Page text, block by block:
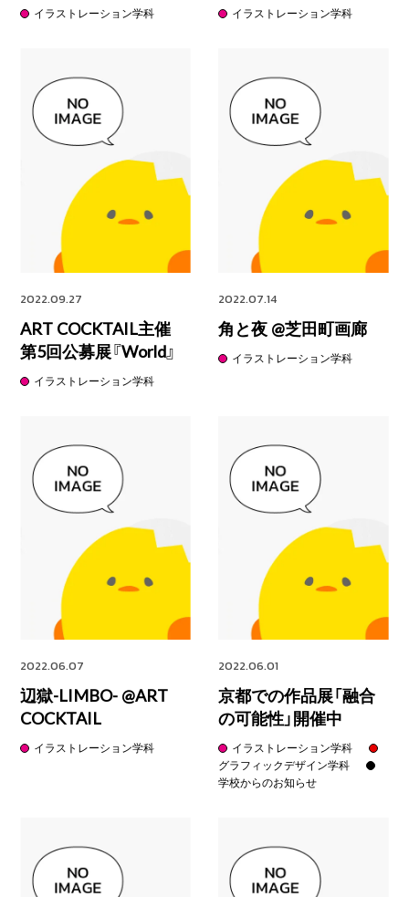
イラストレーション学科 イラストレーション学科
2022.09.27
ART COCKTAIL主催
第5回公募展『World』
イラストレーション学科
2022.07.14
角と夜 @芝田町画廊
イラストレーション学科
2022.06.07
辺獄-LIMBO- @ART
COCKTAIL
イラストレーション学科
2022.06.01
京都での作品展「融合
の可能性」開催中
イラストレーション学科
グラフィックデザイン学科
学校からのお知らせ